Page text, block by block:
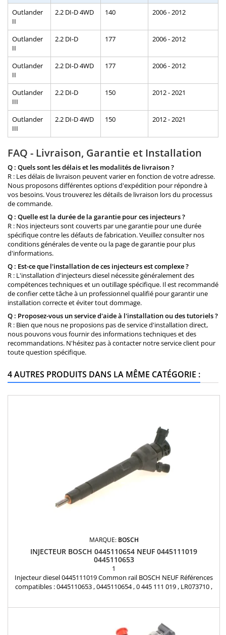
Outlander
II
2.2 DI-D 4WD 140 2006 - 2012
Outlander
II
2.2 DI-D 177 2006 - 2012
Outlander
II
2.2 DI-D 4WD 177 2006 - 2012
Outlander
III
2.2 DI-D 150 2012 - 2021
Outlander
III
2.2 DI-D 4WD 150 2012 - 2021
FAQ - Livraison, Garantie et Installation
Q : Quels sont les délais et les modalités de livraison ?
R : Les délais de livraison peuvent varier en fonction de votre adresse.
Nous proposons différentes options d'expédition pour répondre à
vos besoins. Vous trouverez les détails de livraison lors du processus
de commande.
Q : Quelle est la durée de la garantie pour ces injecteurs ?
R : Nos injecteurs sont couverts par une garantie pour une durée
spécifique contre les défauts de fabrication. Veuillez consulter nos
conditions générales de vente ou la page de garantie pour plus
d'informations.
Q : Est-ce que l'installation de ces injecteurs est complexe ?
R : L'installation d'injecteurs diesel nécessite généralement des
compétences techniques et un outillage spécifique. Il est recommandé
de confier cette tâche à un professionnel qualifié pour garantir une
installation correcte et éviter tout dommage.
Q : Proposez-vous un service d'aide à l'installation ou des tutoriels ?
R : Bien que nous ne proposions pas de service d'installation direct,
nous pouvons vous fournir des informations techniques et des
recommandations. N'hésitez pas à contacter notre service client pour
toute question spécifique.
4 AUTRES PRODUITS DANS LA MÊME CATÉGORIE :
MARQUE: BOSCH
INJECTEUR BOSCH 0445110654 NEUF 0445111019
0445110653
1
Injecteur diesel 0445111019 Common rail BOSCH NEUF Références
compatibles : 0445110653 , 0445110654 , 0 445 111 019 , LR073710 ,